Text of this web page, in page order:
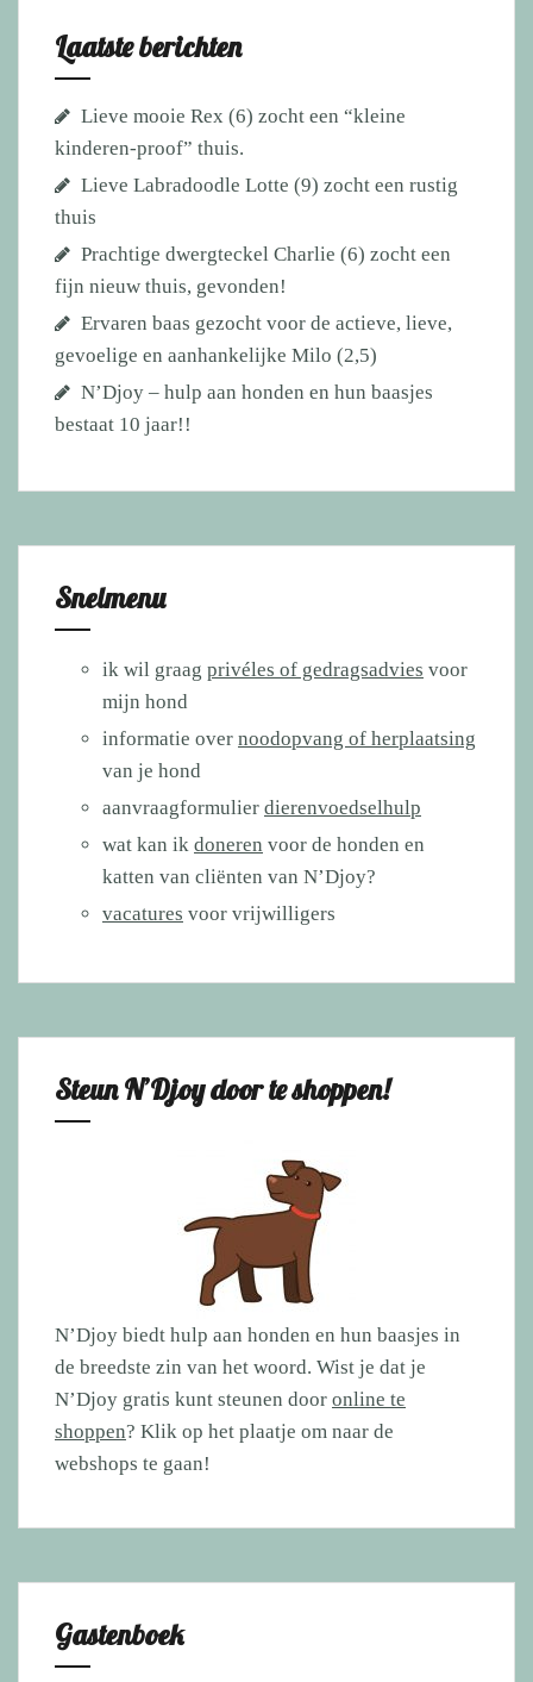
Laatste berichten
Lieve mooie Rex (6) zocht een “kleine
kinderen-proof” thuis.
Lieve Labradoodle Lotte (9) zocht een rustig
thuis
Prachtige dwergteckel Charlie (6) zocht een
fijn nieuw thuis, gevonden!
Ervaren baas gezocht voor de actieve, lieve,
gevoelige en aanhankelijke Milo (2,5)
N’Djoy – hulp aan honden en hun baasjes
bestaat 10 jaar!!
Snelmenu
ik wil graag privéles of gedragsadvies voor
mijn hond
informatie over noodopvang of herplaatsing
van je hond
aanvraagformulier dierenvoedselhulp
wat kan ik doneren voor de honden en
katten van cliënten van N’Djoy?
vacatures voor vrijwilligers
Steun N’Djoy door te shoppen!
N’Djoy biedt hulp aan honden en hun baasjes in
de breedste zin van het woord. Wist je dat je
N’Djoy gratis kunt steunen door online te
shoppen? Klik op het plaatje om naar de
webshops te gaan!
Gastenboek